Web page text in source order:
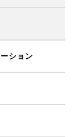
ション